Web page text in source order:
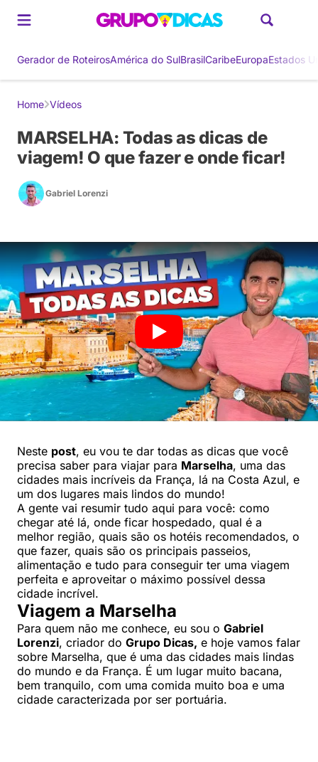
Gerador de RoteirosAmérica do SulBrasilCaribeEuropaEstados
Home Vídeos
MARSELHA: Todas as dicas de
viagem! O que fazer e onde ficar!
Gabriel Lorenzi
Neste post, eu vou te dar todas as dicas que você
precisa saber para viajar para Marselha, uma das
cidades mais incríveis da França, lá na Costa Azul, e
um dos lugares mais lindos do mundo!
A gente vai resumir tudo aqui para você: como
chegar até lá, onde ficar hospedado, qual é a
melhor região, quais são os hotéis recomendados, o
que fazer, quais são os principais passeios,
alimentação e tudo para conseguir ter uma viagem
perfeita e aproveitar o máximo possível dessa
cidade incrível.
Viagem a Marselha
Para quem não me conhece, eu sou o Gabriel
Lorenzi, criador do Grupo Dicas, e hoje vamos falar
sobre Marselha, que é uma das cidades mais lindas
do mundo e da França. É um lugar muito bacana,
bem tranquilo, com uma comida muito boa e uma
cidade caracterizada por ser portuária.